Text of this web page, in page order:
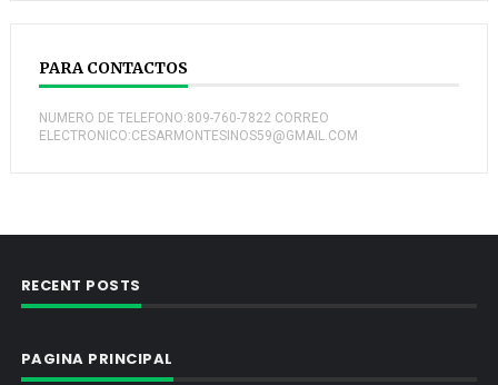
PARA CONTACTOS
NUMERO DE TELEFONO:809-760-7822 CORREO
ELECTRONICO:CESARMONTESINOS59@GMAIL.COM
RECENT POSTS
PAGINA PRINCIPAL